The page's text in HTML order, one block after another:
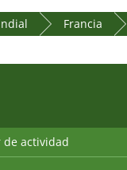
Francia
de actividad